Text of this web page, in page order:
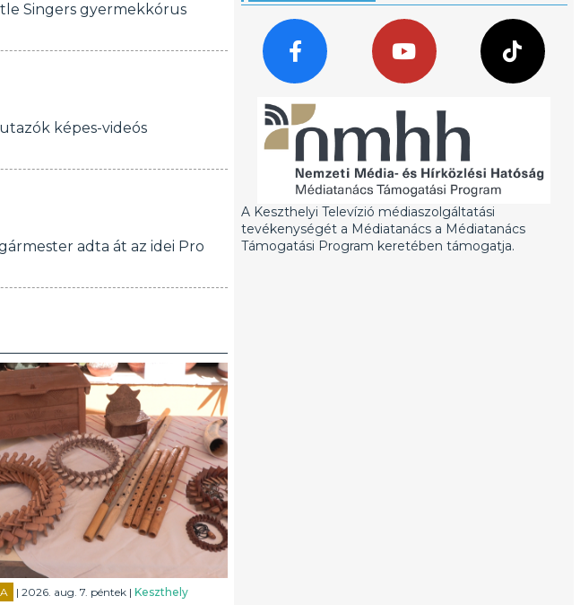
Singers gyermekkórus
képes-videós
adta át az idei Pro
| 2026. aug. 7. péntek | Keszthely
A Keszthelyi Televízió médiaszolgáltatási
tevékenységét a Médiatanács a Médiatanács
Támogatási Program keretében támogatja.